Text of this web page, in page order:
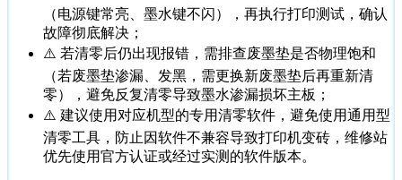
（电源键常亮、墨水键不闪），再执行打印测试，确认
故障彻底解决；
⚠️ 若清零后仍出现报错，需排查废墨垫是否物理饱和
（若废墨垫渗漏、发黑，需更换新废墨垫后再重新清
零），避免反复清零导致墨水渗漏损坏主板；
⚠️ 建议使用对应机型的专用清零软件，避免使用通用型
清零工具，防止因软件不兼容导致打印机变砖，维修站
优先使用官方认证或经过实测的软件版本。